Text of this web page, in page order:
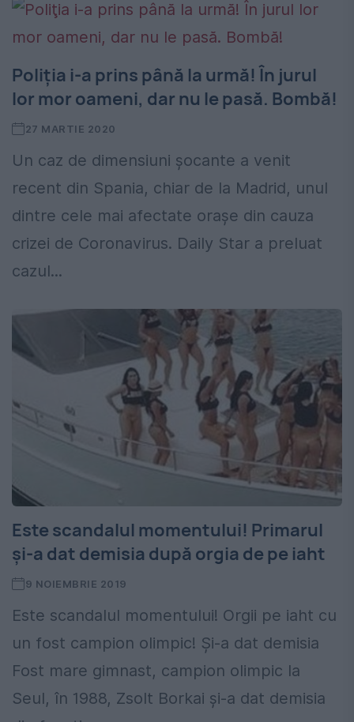
Poliţia i-a prins până la urmă! În jurul
lor mor oameni, dar nu le pasă. Bombă!
27 MARTIE 2020
Un caz de dimensiuni şocante a venit
recent din Spania, chiar de la Madrid, unul
dintre cele mai afectate oraşe din cauza
crizei de Coronavirus. Daily Star a preluat
cazul...
Este scandalul momentului! Primarul
și-a dat demisia după orgia de pe iaht
9 NOIEMBRIE 2019
Este scandalul momentului! Orgii pe iaht cu
un fost campion olimpic! Și-a dat demisia
Fost mare gimnast, campion olimpic la
Seul, în 1988, Zsolt Borkai și-a dat demisia